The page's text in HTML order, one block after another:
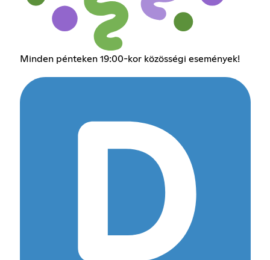
Minden pénteken 19:00-kor közösségi események!